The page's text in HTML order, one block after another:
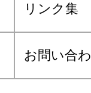
リンク集
お問い合